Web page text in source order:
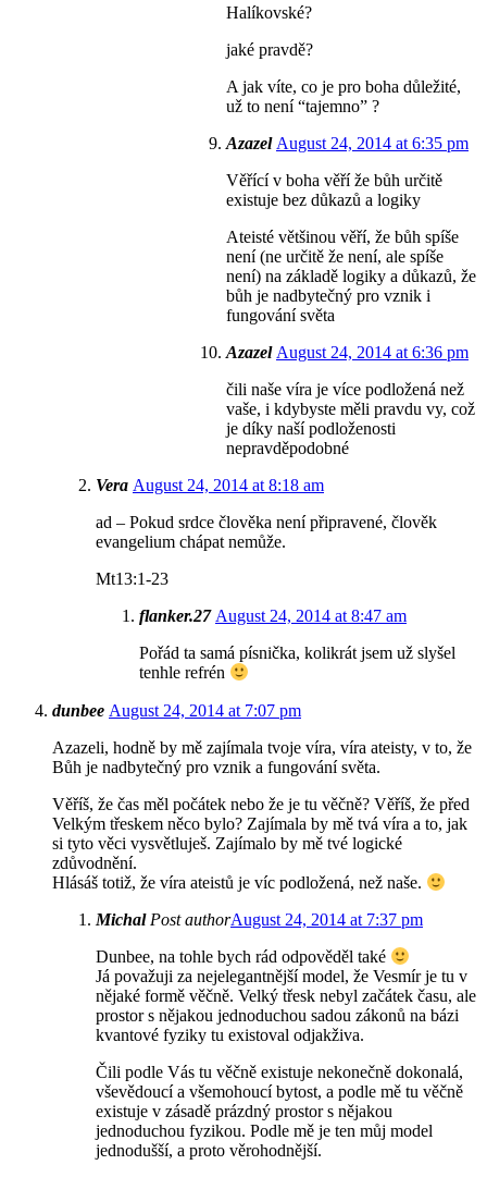
Halíkovské?
jaké pravdě?
A jak víte, co je pro boha důležité,
už to není “tajemno” ?
Azazel August 24, 2014 at 6:35 pm
Věřící v boha věří že bůh určitě
existuje bez důkazů a logiky
Ateisté většinou věří, že bůh spíše
není (ne určitě že není, ale spíše
není) na základě logiky a důkazů, že
bůh je nadbytečný pro vznik i
fungování světa
Azazel August 24, 2014 at 6:36 pm
čili naše víra je více podložená než
vaše, i kdybyste měli pravdu vy, což
je díky naší podloženosti
nepravděpodobné
Vera August 24, 2014 at 8:18 am
ad – Pokud srdce člověka není připravené, člověk
evangelium chápat nemůže.
Mt13:1-23
flanker.27 August 24, 2014 at 8:47 am
Pořád ta samá písnička, kolikrát jsem už slyšel
tenhle refrén
dunbee August 24, 2014 at 7:07 pm
Azazeli, hodně by mě zajímala tvoje víra, víra ateisty, v to, že
Bůh je nadbytečný pro vznik a fungování světa.
Věříš, že čas měl počátek nebo že je tu věčně? Věříš, že před
Velkým třeskem něco bylo? Zajímala by mě tvá víra a to, jak
si tyto věci vysvětluješ. Zajímalo by mě tvé logické
zdůvodnění.
Hlásáš totiž, že víra ateistů je víc podložená, než naše.
Michal Post authorAugust 24, 2014 at 7:37 pm
Dunbee, na tohle bych rád odpověděl také
Já považuji za nejelegantnější model, že Vesmír je tu v
nějaké formě věčně. Velký třesk nebyl začátek času, ale
prostor s nějakou jednoduchou sadou zákonů na bázi
kvantové fyziky tu existoval odjakživa.
Čili podle Vás tu věčně existuje nekonečně dokonalá,
vševědoucí a všemohoucí bytost, a podle mě tu věčně
existuje v zásadě prázdný prostor s nějakou
jednoduchou fyzikou. Podle mě je ten můj model
jednodušší, a proto věrohodnější.